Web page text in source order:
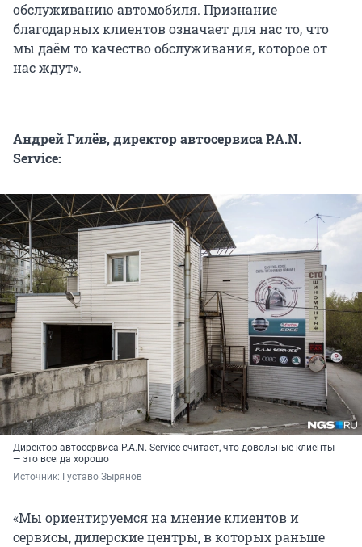
обслуживанию автомобиля. Признание
благодарных клиентов означает для нас то, что
мы даём то качество обслуживания, которое от
нас ждут».
Андрей Гилёв, директоравтосервиса P.A.N.
Service:
Директор автосервиса P.A.N. Service считает, что довольные клиенты
— это всегда хорошо
Источник: Густаво Зырянов
«Мы ориентируемся на мнение клиентов и
сервисы, дилерские центры, в которых раньше